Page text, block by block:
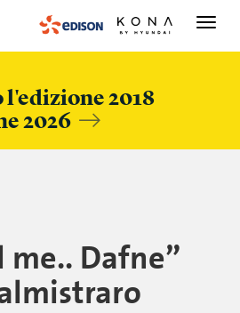
2018
2026
Toggle
me.. Dafne”